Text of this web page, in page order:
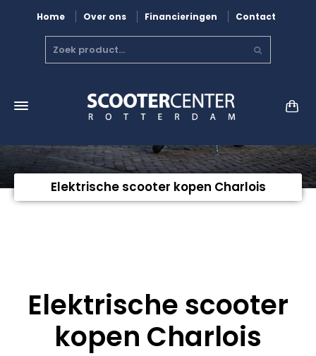
Home Over ons Financieringen Contact
Elektrische scooter kopen Charlois
Elektrische scooter
kopen Charlois